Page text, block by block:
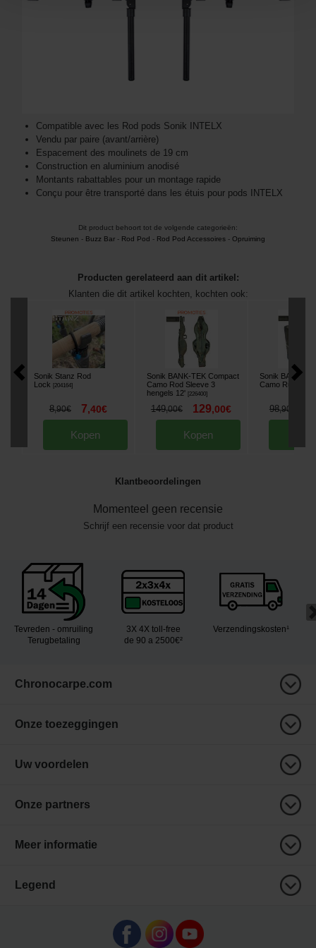
Compatible avec les Rod pods Sonik INTELX
Vendu par paire (avant/arrière)
Espacement des moulinets de 19 cm
Construction en aluminium anodisé
Montants rabattables pour un montage rapide
Conçu pour être transporté dans les étuis pour pods INTELX
Dit product behoort tot de volgende categorieën:
Steunen - Buzz Bar - Rod Pod - Rod Pod Accessoires - Opruiming
Producten gerelateerd aan dit artikel:
Klanten die dit artikel kochten, kochten ook:
Sonik Stanz Rod
Lock
[204164]
8,90€ 7,40€
Kopen
Sonik BANK-TEK Compact
Camo Rod Sleeve 3
hengels 12' [226400]
149,00€ 129,00€
Kopen
Sonik BANK-
Camo Rugzak
98,90
Klantbeoordelingen
Momenteel geen recensie
Schrijf een recensie voor dat product
Tevreden - omruiling
Terugbetaling
3X 4X toll-free
de 90 a 2500€²
Verzendingskosten¹
Chronocarpe.com
Onze toezeggingen
Uw voordelen
Onze partners
Meer informatie
Legend